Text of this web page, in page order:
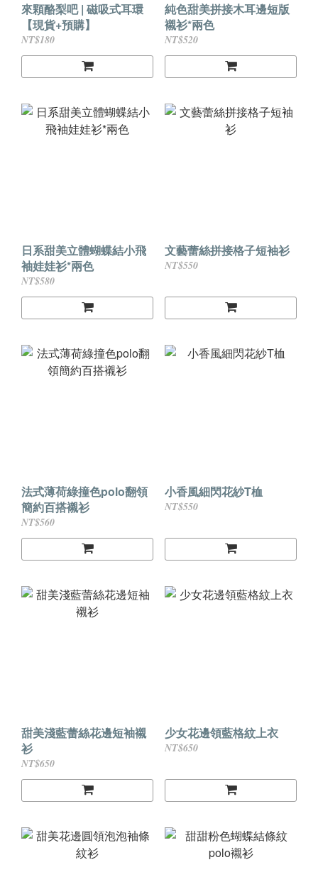
來顆酪梨吧 | 磁吸式耳環
【現貨+預購】
NT$180
純色甜美拼接木耳邊短版
襯衫*兩色
NT$520
日系甜美立體蝴蝶結小飛
袖娃娃衫*兩色
NT$580
文藝蕾絲拼接格子短袖衫
NT$550
法式薄荷綠撞色polo翻領
簡約百搭襯衫
NT$560
小香風細閃花紗T桖
NT$550
甜美淺藍蕾絲花邊短袖襯
衫
NT$650
少女花邊領藍格紋上衣
NT$650